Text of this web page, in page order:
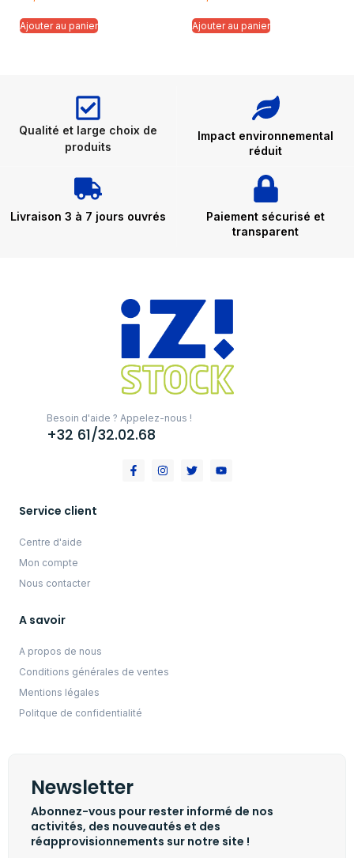
Ajouter au panier Ajouter au panier
Qualité et large choix de
produits
Impact environnemental
réduit
Livraison 3 à 7 jours ouvrés
Paiement sécurisé et
transparent
Besoin d'aide ? Appelez-nous !
+32 61/32.02.68
Service client
Centre d'aide
Mon compte
Nous contacter
A savoir
A propos de nous
Conditions générales de ventes
Mentions légales
Politque de confidentialité
Newsletter
Abonnez-vous pour rester informé de nos
activités, des nouveautés et des
réapprovisionnements sur notre site !